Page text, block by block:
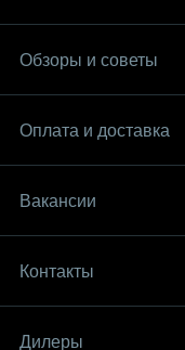
Обзоры и советы
Оплата и доставка
Вакансии
Контакты
Дилеры